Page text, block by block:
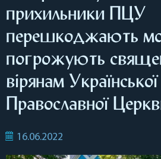
прихильники ПЦУ
перешкоджають
погрожують
вірянам Української
Православної
16.06.2022